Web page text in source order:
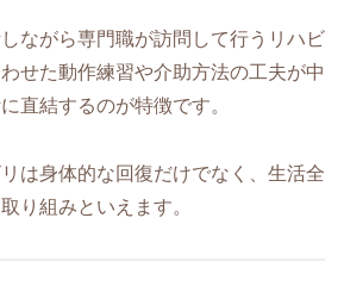
ながら専門職が訪問して行うリハビ
せた動作練習や介助方法の工夫が中
直結するのが特徴です。
は身体的な回復だけでなく、生活全
り組みといえます。